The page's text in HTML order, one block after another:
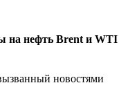
на нефть Brent и WTI
новостями